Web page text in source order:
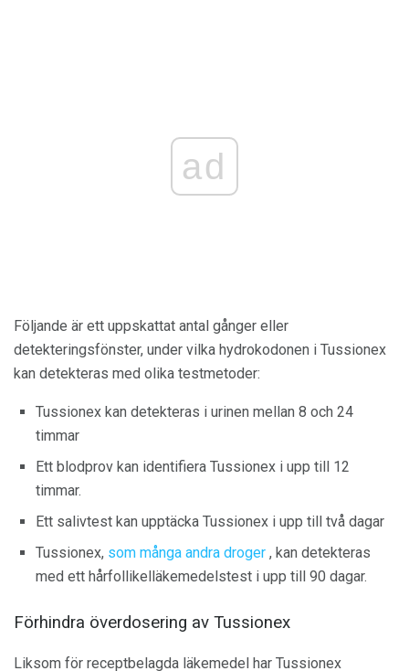
ad
Följande är ett uppskattat antal gånger eller
detekteringsfönster, under vilka hydrokodonen i Tussionex
kan detekteras med olika testmetoder:
Tussionex kan detekteras i urinen mellan 8 och 24
timmar
Ett blodprov kan identifiera Tussionex i upp till 12
timmar.
Ett salivtest kan upptäcka Tussionex i upp till två dagar
Tussionex, som många andra droger , kan detekteras
med ett hårfollikelläkemedelstest i upp till 90 dagar.
Förhindra överdosering av Tussionex
Liksom för receptbelagda läkemedel har Tussionex